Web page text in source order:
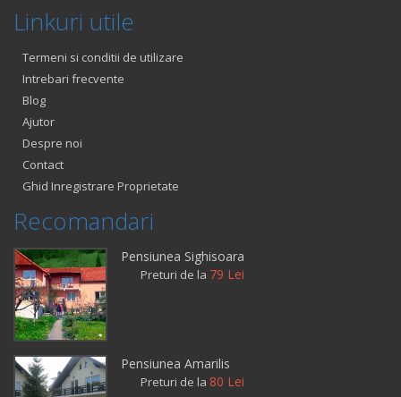
Linkuri utile
Termeni si conditii de utilizare
Intrebari frecvente
Blog
Ajutor
Despre noi
Contact
Ghid Inregistrare Proprietate
Recomandari
Pensiunea Sighisoara
Preturi de la 79 Lei
Pensiunea Amarilis
Preturi de la 80 Lei